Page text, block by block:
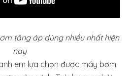
tăng áp dùng nhiều nhất hiện
nay
em lựa chọn được máy bơm